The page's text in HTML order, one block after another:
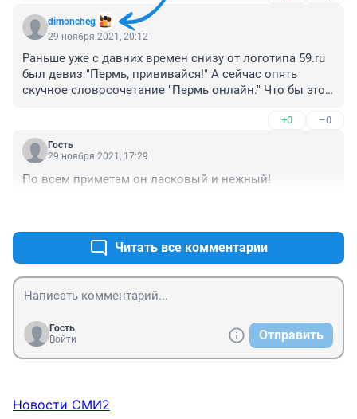
dimoncheg
29 ноября 2021, 20:12
Раньше уже с давних времен снизу от логотипа 59.ru
был девиз "Пермь, прививайся!" А сейчас опять
скучное словосочетание "Пермь онлайн." Что бы это
+0 –0
Гость
29 ноября 2021, 17:29
По всем приметам он ласковый и нежный!
Читать все комментарии
Гость
Войти
Отправить
Новости СМИ2